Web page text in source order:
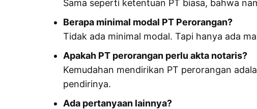
Sama seperti ketentuan PT biasa, bahwa
Berapa minimal modal PT Perorangan?
Tidak ada minimal modal. Tapi hanya ada
Apakah PT perorangan perlu akta notaris?
Kemudahan mendirikan PT perorangan
pendirinya.
Ada pertanyaan lainnya?